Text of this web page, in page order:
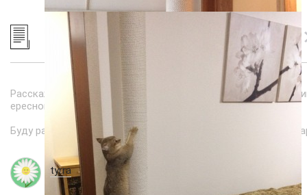
Расскажите про вашу кошку, как она точит когти? Что еще
ересного можно было бы сделать для кошки дома :)?
Буду рад любому общению: +7-915-481-54-98 (Viber и
tyrra
20.06.2018 в 16:36